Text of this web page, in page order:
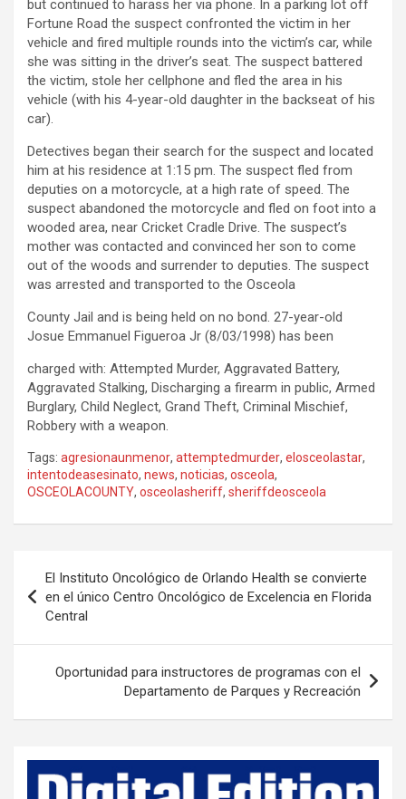
but continued to harass her via phone. In a parking lot off
Fortune Road the suspect confronted the victim in her
vehicle and fired multiple rounds into the victim’s car, while
she was sitting in the driver’s seat. The suspect battered
the victim, stole her cellphone and fled the area in his
vehicle (with his 4-year-old daughter in the backseat of his
car).
Detectives began their search for the suspect and located
him at his residence at 1:15 pm. The suspect fled from
deputies on a motorcycle, at a high rate of speed. The
suspect abandoned the motorcycle and fled on foot into a
wooded area, near Cricket Cradle Drive. The suspect’s
mother was contacted and convinced her son to come
out of the woods and surrender to deputies. The suspect
was arrested and transported to the Osceola
County Jail and is being held on no bond. 27-year-old
Josue Emmanuel Figueroa Jr (8/03/1998) has been
charged with: Attempted Murder, Aggravated Battery,
Aggravated Stalking, Discharging a firearm in public, Armed
Burglary, Child Neglect, Grand Theft, Criminal Mischief,
Robbery with a weapon.
Tags: agresionaunmenor, attemptedmurder, elosceolastar,
intentodeasesinato, news, noticias, osceola,
OSCEOLACOUNTY, osceolasheriff, sheriffdeosceola
t
El Instituto Oncológico de Orlando Health se convierte
en el único Centro Oncológico de Excelencia en Florida
Central
Oportunidad para instructores de programas con el
Departamento de Parques y Recreación